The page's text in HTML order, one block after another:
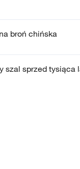
broń chińska
szal sprzed tysiąca